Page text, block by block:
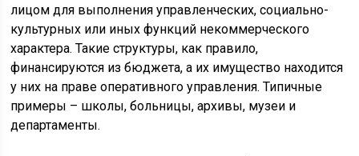
лицом для выполнения управленческих, социально-
культурных или иных функций некоммерческого
характера. Такие структуры, как правило,
финансируются из бюджета, а их имущество находится
у них на праве оперативного управления. Типичные
примеры – школы, больницы, архивы, музеи и
департаменты.